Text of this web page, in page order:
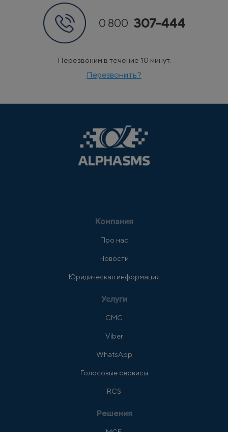
0 800 307-444
Перезвоним в течение 10 минут.
Перезвонить?
Компания
Про нас
Новости
Юридическая информация
Услуги
СМС
Viber
WhatsApp
Голосовые сервисы
RCS
Решения